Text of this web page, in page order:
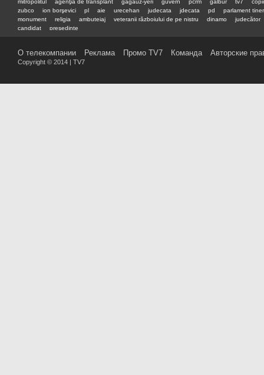
mitropolitul agenţia de transplant gagauz-yeri guvern pcrm galbur tv7
copii
zubco
ion borşevici pl aie urecehan judecata jdecata pd
parlament
monument
religia ambuteiaj veteranii războiului de pe nistru dinamo
judecător
candidat
preşedinte
О телекомпании Реклама Промо TV7 Команда Авторские
Copyright © 2014 | TV7